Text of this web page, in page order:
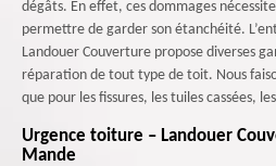
dégâts. En effet, ces dommages
permettre de garder son étanchéité.
Landouer Couverture propose diverses
réparation de tout type de toit. Nous
que pour les fissures, les tuiles cassées,
Urgence toiture – Landouer
Mande